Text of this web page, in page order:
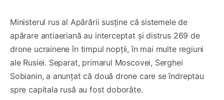
Ministerul rus al Apărării susține că sistemele de
apărare antiaeriană au interceptat și distrus 269 de
drone ucrainene în timpul nopții, în mai multe regiuni
ale Rusiei. Separat, primarul Moscovei, Serghei
Sobianin, a anunțat că două drone care se îndreptau
spre capitala rusă au fost doborâte.